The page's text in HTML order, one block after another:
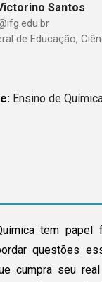
Santos
de Educação,
Ensino de
tem papel
questões
cumpra seu